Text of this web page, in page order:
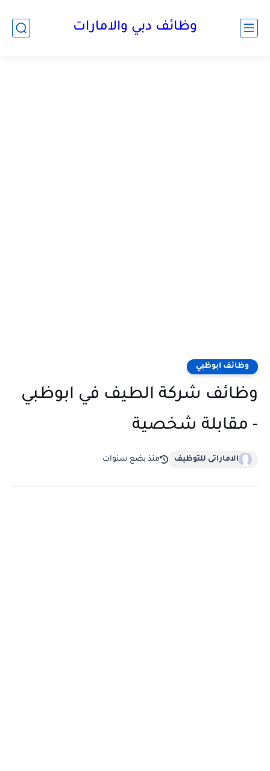
وظائف دبي والامارات
وظائف ابوظبي
وظائف شركة الطيف في ابوظبي
- مقابلة شخصية
الاماراتى للتوظيف منذ بضع سنوات